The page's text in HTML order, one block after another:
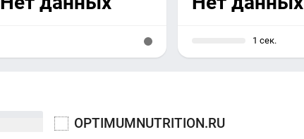
1 сек.
OPTIMUMNUTRITION.RU